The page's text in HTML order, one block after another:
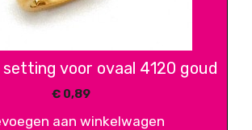
voor ovaal 4120 goud
€ 0,89
aan winkelwagen